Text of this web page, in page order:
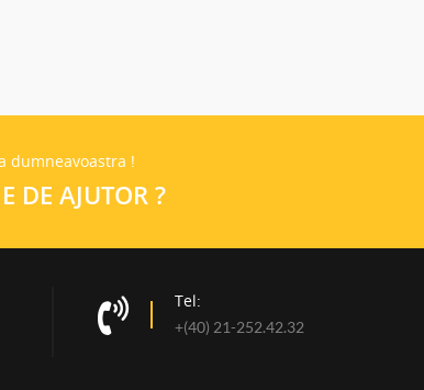
dumneavoastra !
DE AJUTOR ?
Tel:
+(40) 21-252.42.32